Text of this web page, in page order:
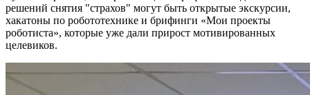
решений снятия "страхов" могут быть открытые экскурсии,
хакатоны по робототехнике и брифинги «Мои проекты
роботиста», которые уже дали прирост мотивированных
целевиков.